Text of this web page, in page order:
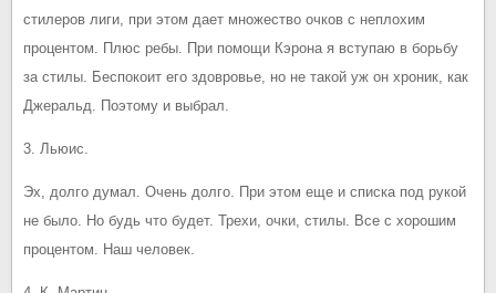
стилеров лиги, при этом дает множество очков с неплохим
процентом. Плюс ребы. При помощи Кэрона я вступаю в борьбу
за стилы. Беспокоит его здовровье, но не такой уж он хроник, как
Джеральд. Поэтому и выбрал.
3. Льюис.
Эх, долго думал. Очень долго. При этом еще и списка под рукой
не было. Но будь что будет. Трехи, очки, стилы. Все с хорошим
процентом. Наш человек.